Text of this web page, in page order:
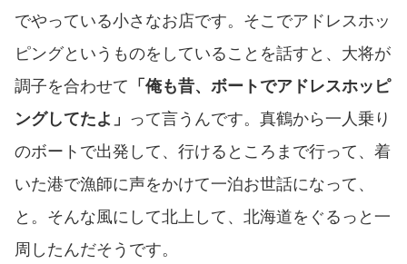
でやっている小さなお店です。そこでアドレスホッ
ピングというものをしていることを話すと、大将が
調子を合わせて 「俺も昔、ボートでアドレスホッピ
ングしてたよ」 って言うんです。真鶴から一人乗り
のボートで出発して、行けるところまで行って、着
いた港で漁師に声をかけて一泊お世話になって、
と。そんな風にして北上して、北海道をぐるっと一
周したんだそうです。